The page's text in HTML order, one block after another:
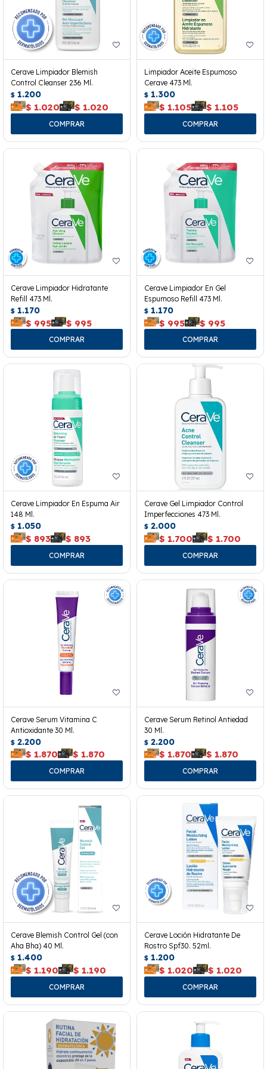
Cerave Limpiador Blemish
Control Cleanser 236 Ml.
$ 1.200
$ 1.020 $ 1.020
Limpiador Aceite Espumoso
Cerave 473 Ml.
$ 1.300
$ 1.105 $ 1.105
Cerave Limpiador Hidratante
Refill 473 Ml.
$ 1.170
$ 995 $ 995
Cerave Limpiador En Gel
Espumoso Refill 473 Ml.
$ 1.170
$ 995 $ 995
Cerave Limpiador En Espuma Air
148 Ml.
$ 1.050
$ 893 $ 893
Cerave Gel Limpiador Control
Imperfecciones 473 Ml.
$ 2.000
$ 1.700 $ 1.700
Cerave Serum Vitamina C
Antioxidante 30 Ml.
$ 2.200
$ 1.870 $ 1.870
Cerave Serum Retinol Antiedad
30 Ml.
$ 2.200
$ 1.870 $ 1.870
Cerave Blemish Control Gel (con
Aha Bha) 40 Ml.
$ 1.400
$ 1.190 $ 1.190
Cerave Loción Hidratante De
Rostro Spf30. 52ml.
$ 1.200
$ 1.020 $ 1.020